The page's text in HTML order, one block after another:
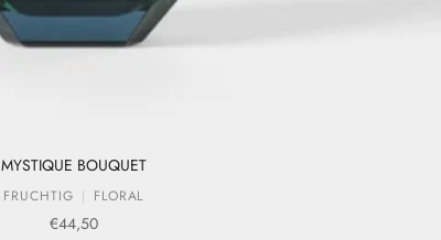
MYSTIQUE BOUQUET
FRUCHTIG FLORAL
Verkaufspreis
€44,50